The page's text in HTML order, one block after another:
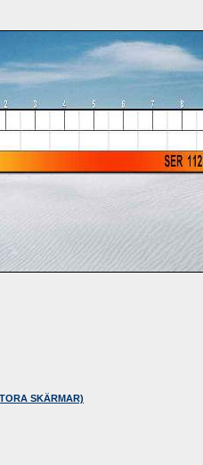
SKÄRMAR)